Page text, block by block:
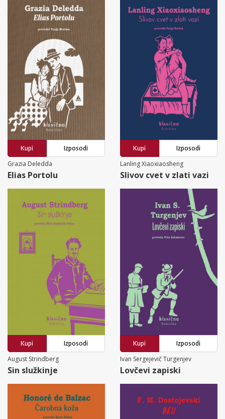
Kupi
Izposodi
Grazia Deledda
Elias Portolu
Kupi
Izposodi
Lanling Xiaoxiaosheng
Slivov cvet v zlati vazi
Kupi
Izposodi
August Strindberg
Sin služkinje
Kupi
Izposodi
Ivan Sergejevič Turgenjev
Lovčevi zapiski